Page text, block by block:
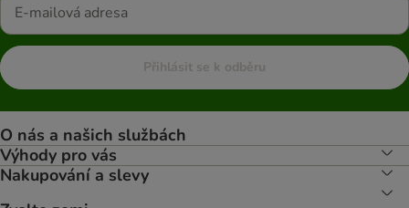
Přihlásit se k odběru
O nás a našich službách
Výhody pro vás
Nakupování a slevy